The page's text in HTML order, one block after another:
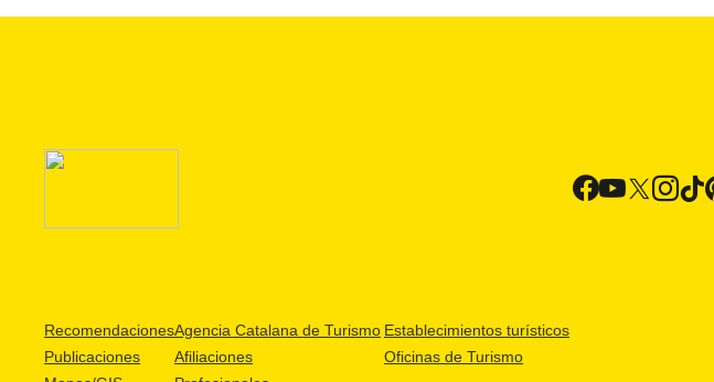
Recomendaciones
Publicaciones
Agencia Catalana de Turismo
Afiliaciones
Establecimientos turísticos
Oficinas de Turismo